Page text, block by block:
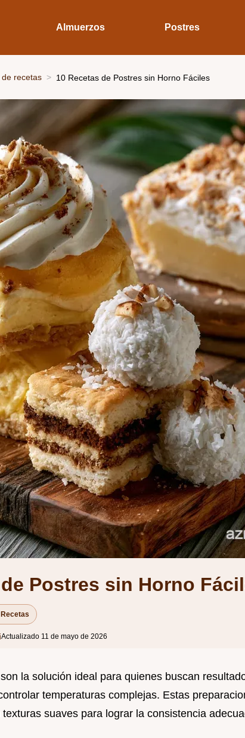
Almuerzos Postres
recetas 10 Recetas de Postres sin Horno Fáciles
Postres sin Horno
Actualizado 11 de mayo de 2026
la solución ideal para quienes buscan
temperaturas complejas. Estas
suaves para lograr la consistencia